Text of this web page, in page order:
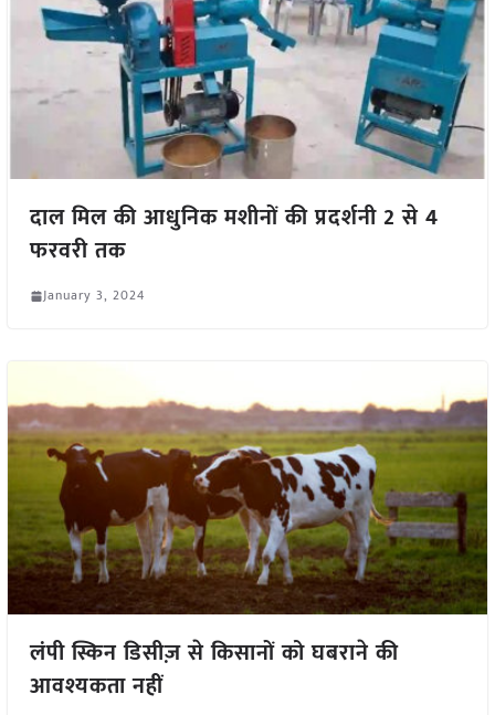
दाल मिल की आधुनिक मशीनों की प्रदर्शनी 2 से 4
फरवरी तक
January 3, 2024
लंपी स्किन डिसीज़ से किसानों को घबराने की
आवश्यकता नहीं